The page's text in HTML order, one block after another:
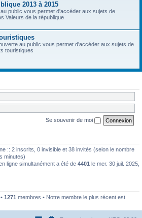
2013 à 2015
public vous permet d'accéder aux sujets de
Valeurs de la république
au public vous permet d'accéder aux sujets de
touristiques
Se souvenir de moi
:: 2 inscrits, 0 invisible et 38 invités (selon le nombre
minutes)
ligne simultanément a été de 4401 le mer. 30 juil. 2025,
1271 membres • Notre membre le plus récent est